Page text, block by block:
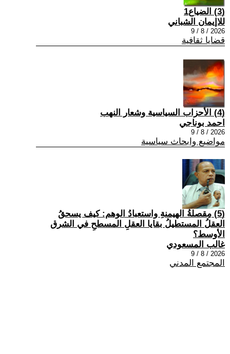
(3) الضياع1
للاإيمان الشباني
2026 / 8 / 9
قضايا ثقافية
(4) الأحزاب السياسية وشعار النهب
احمد بوناجي
2026 / 8 / 9
مواضيع وابحاث سياسية
(5) مِقصلةُ الهيمنةِ واستعبادُ الوهم: كيف يسحقُ
العقلُ المستطيلُ بقايا العقلِ المسطحِ في الشرق
الأوسط؟
غالب المسعودي
2026 / 8 / 9
المجتمع المدني